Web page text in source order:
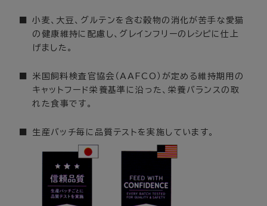
小麦、大豆、グルテンを含む穀物の消化が苦手な愛猫
の健康維持に配慮し、グレインフリーのレシピに仕上
げました。
米国飼料検査官協会（AAFCO）が定める維持期用の
キャットフード栄養基準に沿った、栄養バランスの取
れた食事です。
生産バッチ毎に品質テストを実施しています。